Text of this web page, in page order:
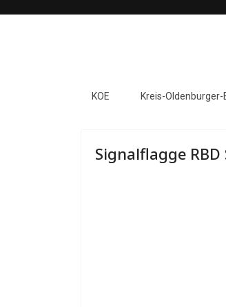
KOE Kreis-Oldenburger-
Signalflagge